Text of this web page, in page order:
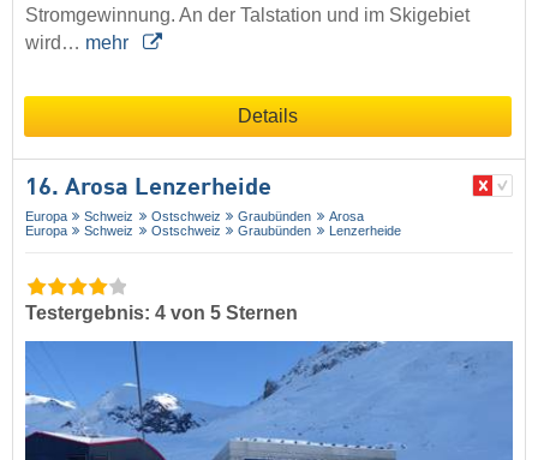
Stromgewinnung. An der Talstation und im Skigebiet
wird… mehr
Details
16. Arosa Lenzerheide
Europa Schweiz Ostschweiz Graubünden
Arosa
Europa
Schweiz Ostschweiz Graubünden Lenzerheide
Testergebnis: 4 von 5 Sternen